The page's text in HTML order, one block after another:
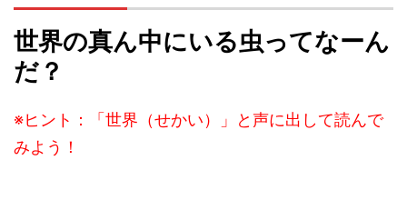
世界の真ん中にいる虫ってなーん
だ？
※ヒント：「世界（せかい）」と声に出して読んで
みよう！